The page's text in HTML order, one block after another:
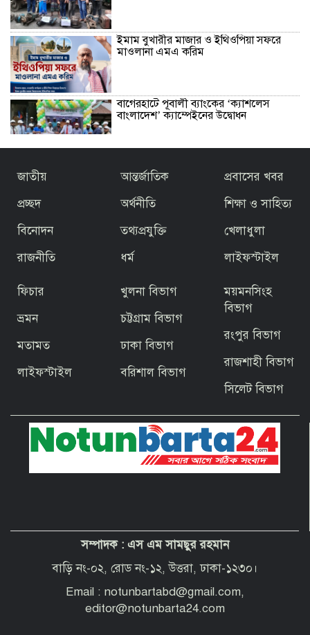
ইমাম বুখারীর মাজার ও ইথিওপিয়া সফরে
মাওলানা এমএ করিম
বাগেরহাটে পূবালী ব্যাংকের ‘ক্যাশলেস
বাংলাদেশ’ ক্যাম্পেইনের উদ্বোধন
বাজেটকে সময়োপযোগী ও জনকল্যাণমুখী
আখ্যা দিলেন মাওলানা এম.এ. করিম ইবনে
তৃতীয় ধাপে ফ্যামিলি কার্ড বিতরণ কার্যক্রমের
উদ্বোধন প্রধানমন্ত্রীর
জিয়ার স্বাধীনতার ঘোষণার অভয়মন্ত্রে যুদ্ধে
বাগেরহাটের ফকিরহাটে শেষ মুহূর্তে ব্যস্ত সময়
পার করছেন কামারশিল্পীরা
দেশবাসীকে প্রধানমন্ত্রীর ঈদুল আজহার
শুভেচ্ছা
“অপরাধী যেই হোক, তার কোনো ছাড় নয়”—
বাগেরহাটের নবাগত পুলিশ সুপার
জাতীয়
প্রচ্ছদ
বিনোদন
রাজনীতি
আন্তর্জাতিক
অর্থনীতি
তথ্যপ্রযুক্তি
ধর্ম
প্রবাসের খবর
শিক্ষা ও সাহিত্য
খেলাধুলা
লাইফস্টাইল
ফিচার
ভ্রমন
মতামত
লাইফস্টাইল
খুলনা বিভাগ
চট্টগ্রাম বিভাগ
ঢাকা বিভাগ
বরিশাল বিভাগ
ময়মনসিংহ
বিভাগ
রংপুর বিভাগ
রাজশাহী বিভাগ
সিলেট বিভাগ
সম্পাদক : এস এম সামছুর রহমান
বাড়ি নং-০২, রোড নং-১২, উত্তরা, ঢাকা-১২৩০।
Email : notunbartabd@gmail.com,
editor@notunbarta24.com